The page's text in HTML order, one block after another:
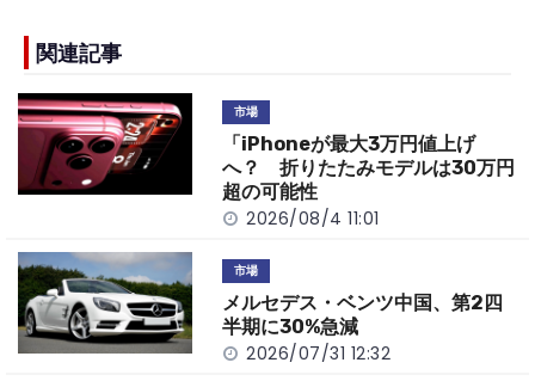
e
b
o
o
k
n
k
関連記事
市場
「iPhoneが最大3万円値上げ
へ？ 折りたたみモデルは30万円
超の可能性
2026/08/4 11:01
市場
メルセデス・ベンツ中国、第2四
半期に30%急減
2026/07/31 12:32